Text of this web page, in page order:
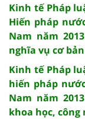
Kinh tế Pháp
Hiến pháp
Nam năm
nghĩa vụ cơ
Kinh tế Pháp
hiến pháp
Nam năm
khoa học,